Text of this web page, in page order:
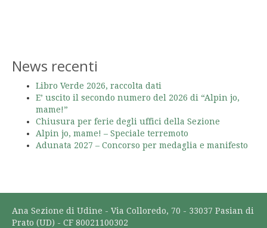
News recenti
Libro Verde 2026, raccolta dati
E’ uscito il secondo numero del 2026 di “Alpin jo,
mame!”
Chiusura per ferie degli uffici della Sezione
Alpin jo, mame! – Speciale terremoto
Adunata 2027 – Concorso per medaglia e manifesto
Ana Sezione di Udine - Via Colloredo, 70 - 33037 Pasian di
Prato (UD) - CF 80021100302